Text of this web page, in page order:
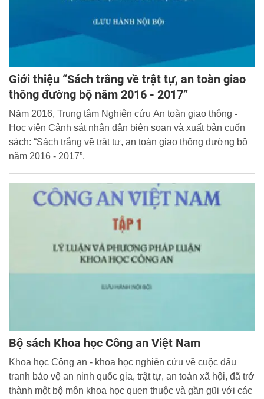
Giới thiệu “Sách trắng về trật tự, an toàn giao
thông đường bộ năm 2016 - 2017”
Năm 2016, Trung tâm Nghiên cứu An toàn giao thông -
Học viện Cảnh sát nhân dân biên soạn và xuất bản cuốn
sách: “Sách trắng về trật tự, an toàn giao thông đường bộ
năm 2016 - 2017”.
Bộ sách Khoa học Công an Việt Nam
Khoa học Công an - khoa học nghiên cứu về cuộc đấu
tranh bảo vệ an ninh quốc gia, trật tự, an toàn xã hội, đã trở
thành một bộ môn khoa học quen thuộc và gần gũi với các